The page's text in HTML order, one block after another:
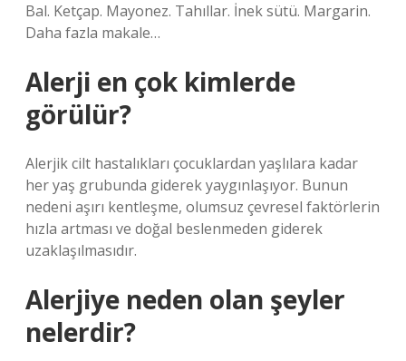
Bal. Ketçap. Mayonez. Tahıllar. İnek sütü. Margarin.
Daha fazla makale…
Alerji en çok kimlerde
görülür?
Alerjik cilt hastalıkları çocuklardan yaşlılara kadar
her yaş grubunda giderek yaygınlaşıyor. Bunun
nedeni aşırı kentleşme, olumsuz çevresel faktörlerin
hızla artması ve doğal beslenmeden giderek
uzaklaşılmasıdır.
Alerjiye neden olan şeyler
nelerdir?